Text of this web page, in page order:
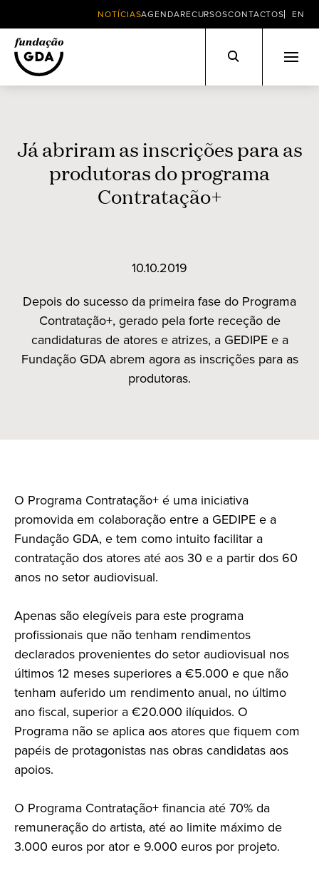
NOTÍCIASAGENDARECURSOSCONTACTOS EN
Já abriram as inscrições para as
produtoras do programa
Contratação+
10.10.2019
Depois do sucesso da primeira fase do Programa
Contratação+, gerado pela forte receção de
candidaturas de atores e atrizes, a GEDIPE e a
Fundação GDA abrem agora as inscrições para as
produtoras.
O Programa Contratação+ é uma iniciativa
promovida em colaboração entre a GEDIPE e a
Fundação GDA, e tem como intuito facilitar a
contratação dos atores até aos 30 e a partir dos 60
anos no setor audiovisual.
Apenas são elegíveis para este programa
profissionais que não tenham rendimentos
declarados provenientes do setor audiovisual nos
últimos 12 meses superiores a €5.000 e que não
tenham auferido um rendimento anual, no último
ano fiscal, superior a €20.000 ilíquidos. O
Programa não se aplica aos atores que fiquem com
papéis de protagonistas nas obras candidatas aos
apoios.
O Programa Contratação+ financia até 70% da
remuneração do artista, até ao limite máximo de
3.000 euros por ator e 9.000 euros por projeto.